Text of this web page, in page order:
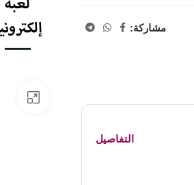
مشاركة:
التفاصيل